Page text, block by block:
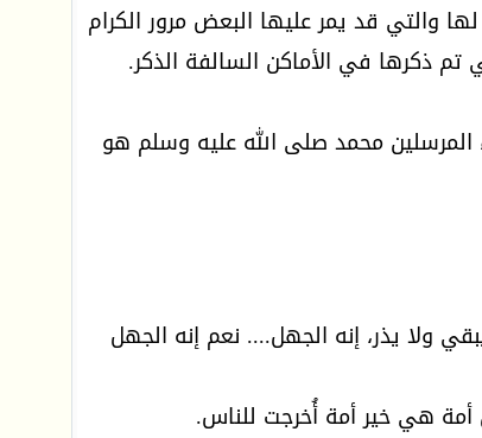
والتي قد يمر عليها البعض مرور الكرام
ذكرها في الأماكن السالفة الذكر.
المرسلين محمد صلى الله عليه وسلم هو
ولا يذر، إنه الجهل.... نعم إنه الجهل
هي خير أمة أُخرجت للناس.